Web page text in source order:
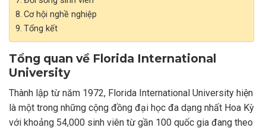
Cơ hội nghề nghiệp
Tổng kết
Tổng quan về Florida International
University
Thành lập từ năm 1972, Florida International University hiện
là một trong những cộng đồng đại học đa dạng nhất Hoa Kỳ
với khoảng 54,000 sinh viên từ gần 100 quốc gia đang theo